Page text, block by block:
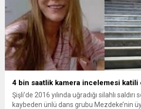
4 bin saatlik kamera incelemesi katili
Şişli’de 2016 yılında uğradığı silahlı saldırı
kaybeden ünlü dans grubu Mezdeke’nin